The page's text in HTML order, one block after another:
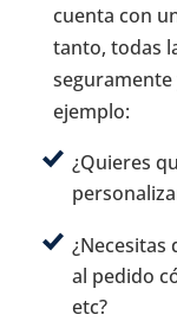
cuenta con
tanto, todas
ejemplo:
¿Quieres
al pedido
etc?